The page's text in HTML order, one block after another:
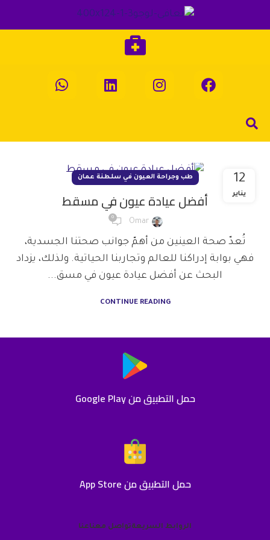
12
يناير
طب وجراحة العيون في سلطنة عمان
أفضل عيادة عيون في مسقط
Omar
0
تُعدّ صحة العينين من أهمّ جوانب صحتنا الجسدية،
فهي بوابة إدراكنا للعالم وتجاربنا الحياتية. ولذلك، يزداد
البحث عن أفضل عيادة عيون في مسق...
CONTINUE READING
حمل التطبيق من Google Play
حمل التطبيق من App Store
الروابط السريعةتواصل معناعنا